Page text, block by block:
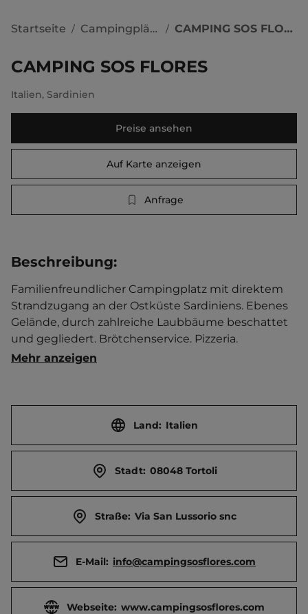
Startseite / Campingplätze / CAMPING SOS FLORES
CAMPING SOS FLORES
Italien, Sardinien
Preise ansehen
Auf Karte anzeigen
Anfrage
Beschreibung:
Familienfreundlicher Campingplatz mit direktem
Strandzugang an der Ostküste Sardiniens. Ebenes
Gelände, durch zahlreiche Laubbäume beschattet
und gegliedert. Brötchenservice. Pizzeria.
Frühstücksangebot. Sport- und
Ortszentrum 2 km entfernt.
Touristen-/Dauerstellplätze 250/0.
Mehr anzeigen
Land: Italien
Stadt: 08048 Tortoli
Straße: Via San Lussorio snc
E-Mail: info@campingsosflores.com
Webseite: www.campingsosflores.com